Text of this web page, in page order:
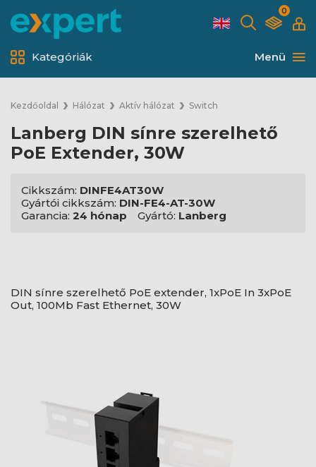
0
Menü
Kategóriák
Kezdőoldal Hálózat Aktív hálózat Switch
Lanberg DIN sínre szerelhető
PoE Extender, 30W
Cikkszám: DINFE4AT30W
Gyártói cikkszám: DIN-FE4-AT-30W
Garancia: 24 hónap Gyártó: Lanberg
DIN sínre szerelhető PoE extender, 1xPoE In 3xPoE
Out, 100Mb Fast Ethernet, 30W